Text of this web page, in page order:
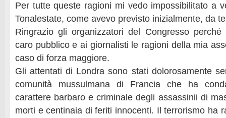
Per tutte queste ragioni mi vedo impossibilitato a
Tonalestate, come avevo previsto inizialmente, da
Ringrazio gli organizzatori del Congresso
caro pubblico e ai giornalisti le ragioni della mia
caso di forza maggiore.
Gli attentati di Londra sono stati dolorosamente
comunità mussulmana di Francia che ha
carattere barbaro e criminale degli assassinii di
morti e centinaia di feriti innocenti. Il terrorismo ha